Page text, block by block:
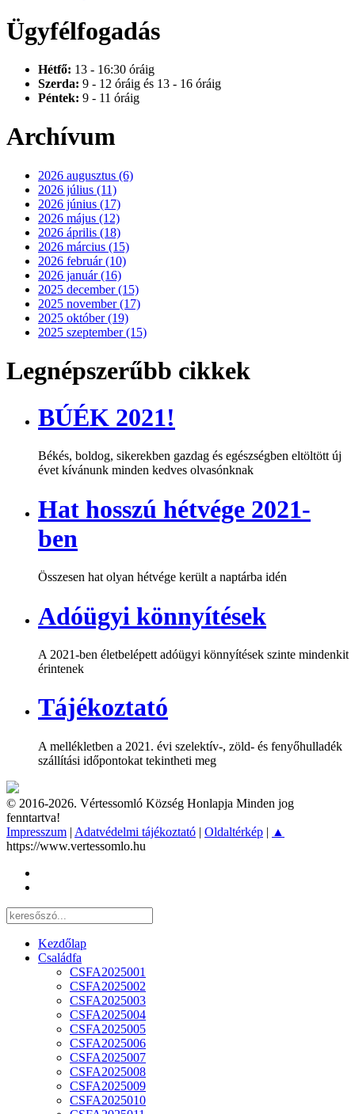
Ügyfélfogadás
Hétfő: 13 - 16:30 óráig
Szerda: 9 - 12 óráig és 13 - 16 óráig
Péntek: 9 - 11 óráig
Archívum
2026 augusztus (6)
2026 július (11)
2026 június (17)
2026 május (12)
2026 április (18)
2026 március (15)
2026 február (10)
2026 január (16)
2025 december (15)
2025 november (17)
2025 október (19)
2025 szeptember (15)
Legnépszerűbb cikkek
BÚÉK 2021!
Békés, boldog, sikerekben gazdag és egészségben eltöltött új
évet kívánunk minden kedves olvasónknak
Hat hosszú hétvége 2021-
ben
Összesen hat olyan hétvége került a naptárba idén
Adóügyi könnyítések
A 2021-ben életbelépett adóügyi könnyítések szinte mindenkit
érintenek
Tájékoztató
A mellékletben a 2021. évi szelektív-, zöld- és fenyőhulladék
szállítási időpontokat tekintheti meg
© 2016-2026. Vértessomló Község Honlapja Minden jog
fenntartva!
Impresszum | Adatvédelmi tájékoztató | Oldaltérkép | ▲
https://www.vertessomlo.hu
Kezdőlap
Családfa
CSFA2025001
CSFA2025002
CSFA2025003
CSFA2025004
CSFA2025005
CSFA2025006
CSFA2025007
CSFA2025008
CSFA2025009
CSFA2025010